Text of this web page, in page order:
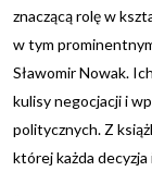
znaczącą rolę w
w tym
Sławomir Nowak.
kulisy negocjacji i
politycznych. Z
której każda